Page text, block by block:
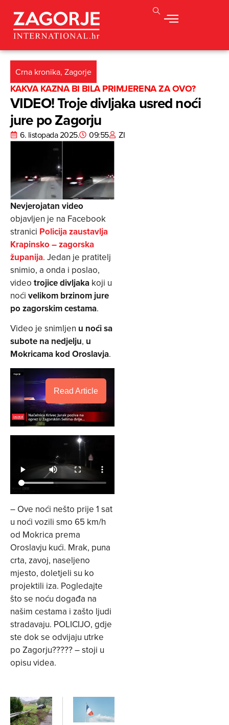
Crna kronika, Zagorje
KAKVA KAZNA BI BILA PRIMJERENA ZA OVO?
VIDEO! Troje divljaka usred noći
jure po Zagorju
6. listopada 2025. 09:55 ZI
Nevjerojatan video
objavljen je na Facebook
stranici Policija zaustavlja
Krapinsko – zagorska
županija. Jedan je pratitelj
snimio, a onda i poslao,
video trojice divljaka koji u
noći velikom brzinom jure
po zagorskim cestama.
Video je snimljen u noći sa
subote na nedjelju, u
Mokricama kod Oroslavja.
Read Article
– Ove noći nešto prije 1 sat
u noći vozili smo 65 km/h
od Mokrica prema
Oroslavju kući. Mrak, puna
crta, zavoj, naseljeno
mjesto, doletjeli su ko
projektili iza. Pogledajte
što se noću događa na
našim cestama i zašto ljudi
stradavaju. POLICIJO, gdje
ste dok se odvijaju utrke
po Zagorju????? – stoji u
opisu videa.